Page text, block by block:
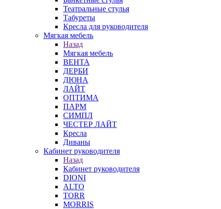
Театральные стулья
Табуреты
Кресла для руководителя
Мягкая мебель
Назад
Мягкая мебель
ВЕНТА
ДЕРБИ
ДЮНА
ЛАЙТ
ОПТИМА
ПАРМ
СИМПЛ
ЧЕСТЕР ЛАЙТ
Кресла
Диваны
Кабинет руководителя
Назад
Кабинет руководителя
DIONI
ALTO
TORR
MORRIS